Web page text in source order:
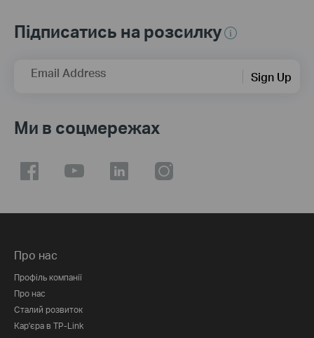
Підписатись на розсилку
Email Address Sign Up
Ми в соцмережах
Про нас
Профіль компанії
Про нас
Сталий розвиток
Кар'єра в TP-Link